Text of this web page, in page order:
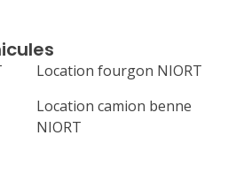
26
septembre 2026
Location fourgon NIORT
Location camion benne
NIORT